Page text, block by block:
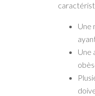
Une
Une